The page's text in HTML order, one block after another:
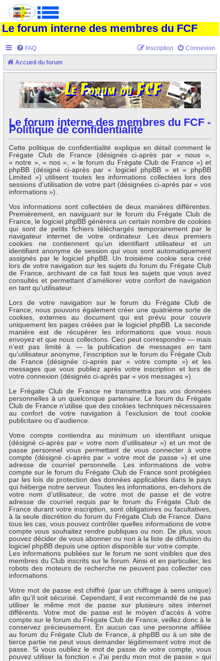
Le forum interne des membres du FCF
FAQ Connexion
Inscription
Accueil du forum
Le forum interne des membres du FCF -
Politique de confidentialité
Cette politique de confidentialité explique en détail comment le
Frégate Club de France (désignés ci-après par « nous »,
« notre », « nos », « le forum du Frégate Club de France ») et
phpBB (désigné ci-après par « logiciel phpBB » et « phpBB
Limited ») utilisent toutes les informations collectées lors des
sessions d’utilisation de votre part (désignées ci-après par « vos
informations »).
Vos informations sont collectées de deux manières différentes.
Premièrement, en naviguant sur le forum du Frégate Club de
France, le logiciel phpBB génèrera un certain nombre de cookies
qui sont de petits fichiers téléchargés temporairement par le
navigateur internet de votre ordinateur. Les deux premiers
cookies ne contiennent qu’un identifiant utilisateur et un
identifiant anonyme de session qui vous sont automatiquement
assignés par le logiciel phpBB. Un troisième cookie sera créé
lors de votre navigation sur les sujets du forum du Frégate Club
de France, archivant de ce fait tous les sujets que vous avez
consultés et permettant d’améliorer votre confort de navigation
en tant qu’utilisateur.
Lors de votre navigation sur le forum du Frégate Club de
France, nous pouvons également créer une quatrième sorte de
cookies, externes au document qui est prévu pour couvrir
uniquement les pages créées par le logiciel phpBB. La seconde
manière est de récupérer les informations que vous nous
envoyez et que nous collectons. Ceci peut correspondre — mais
n’est pas limité à — la publication de messages en tant
qu’utilisateur anonyme, l’inscription sur le forum du Frégate Club
de France (désignée ci-après par « votre compte ») et les
messages que vous publiez après votre inscription et lors de
votre connexion (désignés ci-après par « vos messages »).
Le Frégate Club de France ne transmettra pas vos données
personnelles à un quelconque partenaire. Le forum du Frégate
Club de France n’utilise que des cookies techniques nécessaires
au confort de votre navigation à l’exclusion de tout cookie
publicitaire ou d’audience.
Votre compte contiendra au minimum un identifiant unique
(désigné ci-après par « votre nom d’utilisateur ») et un mot de
passe personnel vous permettant de vous connecter à votre
compte (désigné ci-après par « votre mot de passe ») et une
adresse de courriel personnelle. Les informations de votre
compte sur le forum du Frégate Club de France sont protégées
par les lois de protection des données applicables dans le pays
qui héberge notre serveur. Toutes les informations, en-dehors de
votre nom d’utilisateur, de votre mot de passe et de votre
adresse de courriel requis par le forum du Frégate Club de
France durant votre inscription, sont obligatoires ou facultatives,
à la seule discrétion du forum du Frégate Club de France. Dans
tous les cas, vous pouvez contrôler quelles informations de votre
compte vous souhaitez rendre publiques ou non. De plus, vous
pouvez décider de vous abonner ou non à la liste de diffusion du
logiciel phpBB depuis une option disponible sur votre compte.
Les informations publiées sur le forum ne sont visibles que des
membres du Club inscrits sur le forum. Ainsi et en particulier, les
robots des moteurs de recherche ne peuvent pas collecter ces
informations.
Votre mot de passe est chiffré (par un chiffrage à sens unique)
afin qu’il soit sécurisé. Cependant, il est recommandé de ne pas
utiliser le même mot de passe sur plusieurs sites internet
différents. Votre mot de passe est le moyen d’accès à votre
compte sur le forum du Frégate Club de France, veillez donc à le
conservez précieusement. En aucun cas une personne affiliée
au forum du Frégate Club de France, à phpBB ou à un site de
tierce partie ne peut vous demander légitimement votre mot de
passe. Si vous oubliez le mot de passe de votre compte, vous
pouvez utiliser la fonction « J’ai perdu mon mot de passe » qui